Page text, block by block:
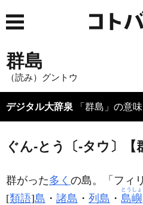
群島
（読み）グントウ
デジタル大辞泉 「群島」の意
ぐん‐とう〔‐タウ〕【
群がった多く の島。「フィ
[類語]島 ・ 諸島 ・ 列島 ・ 島嶼
とうしょ